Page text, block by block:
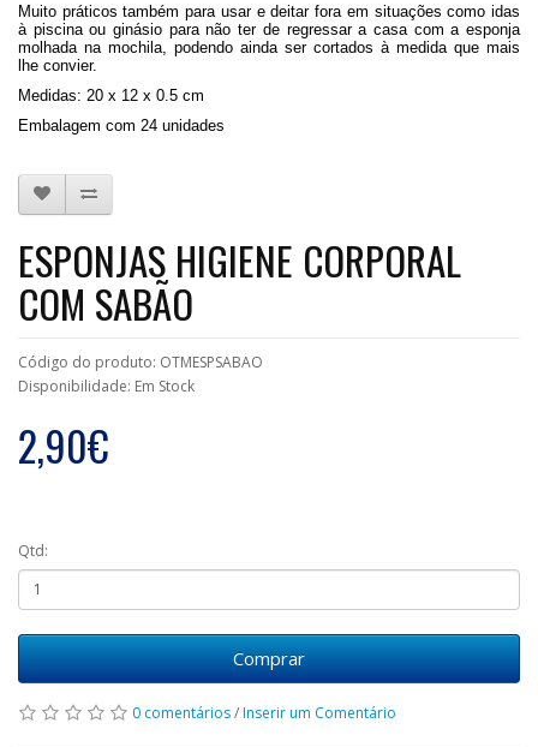
Muito práticos também para usar e deitar fora em situações como idas
à piscina ou ginásio para não ter de regressar a casa com a esponja
molhada na mochila, podendo ainda ser cortados à medida que mais
lhe convier.
Medidas: 20 x 12 x 0.5 cm
Embalagem com 24 unidades
ESPONJAS HIGIENE CORPORAL
COM SABÃO
Código do produto: OTMESPSABAO
Disponibilidade: Em Stock
2,90€
Qtd:
Comprar
0 comentários/Inserir um Comentário